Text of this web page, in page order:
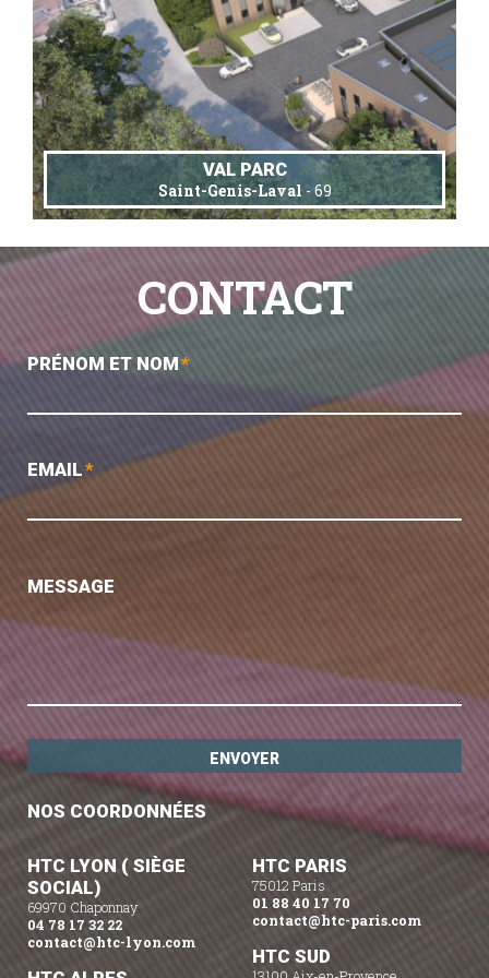
VAL PARC
Saint-Genis-Laval- 69
CONTACT
PRÉNOM ET NOM*
EMAIL*
MESSAGE
NOS COORDONNÉES
HTC LYON ( SIÈGE
SOCIAL)
69970 Chaponnay
04 78 17 32 22
contact@htc-lyon.com
HTC PARIS
75012 Paris
01 88 40 17 70
contact@htc-paris.com
HTC SUD